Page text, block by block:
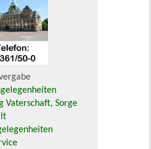
Vaterschaft, Sorge